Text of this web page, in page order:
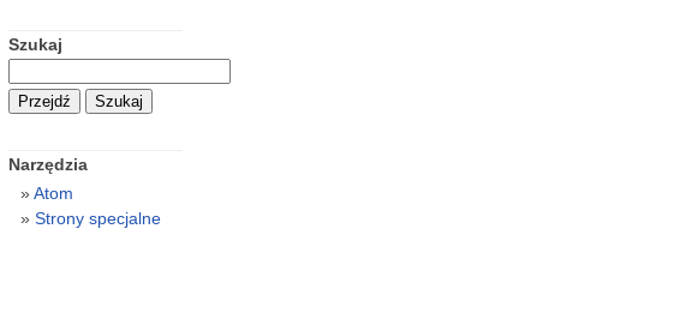
Szukaj
Narzędzia
Atom
Strony specjalne